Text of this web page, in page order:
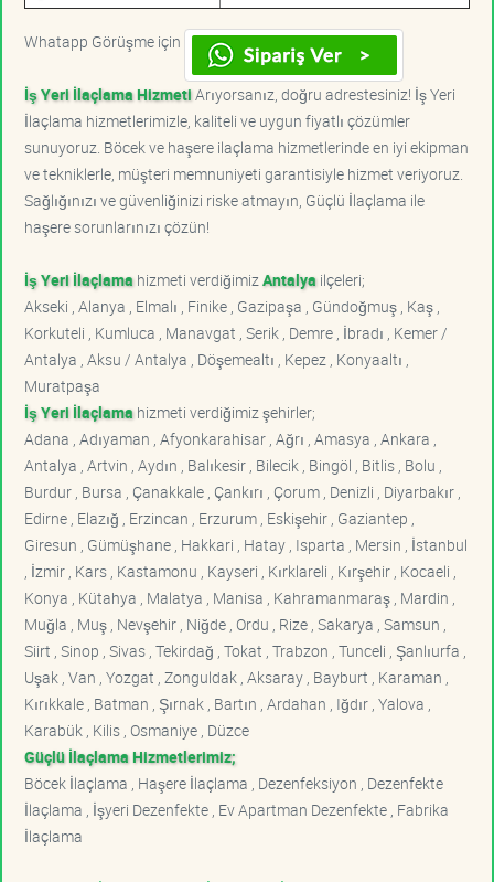
Whatapp Görüşme için
İş Yeri İlaçlama HizmetiArıyorsanız, doğru adrestesiniz! İş Yeri
İlaçlama hizmetlerimizle, kaliteli ve uygun fiyatlı çözümler
sunuyoruz. Böcek ve haşere ilaçlama hizmetlerinde en iyi ekipman
ve tekniklerle, müşteri memnuniyeti garantisiyle hizmet veriyoruz.
Sağlığınızı ve güvenliğinizi riske atmayın, Güçlü İlaçlama ile
haşere sorunlarınızı çözün!
İş Yeri İlaçlama hizmeti verdiğimiz Antalya ilçeleri;
Akseki , Alanya , Elmalı , Finike , Gazipaşa , Gündoğmuş , Kaş ,
Korkuteli , Kumluca , Manavgat , Serik , Demre , İbradı , Kemer /
Antalya , Aksu / Antalya , Döşemealtı , Kepez , Konyaaltı ,
Muratpaşa
İş Yeri İlaçlama hizmeti verdiğimiz şehirler;
Adana , Adıyaman , Afyonkarahisar , Ağrı , Amasya , Ankara ,
Antalya , Artvin , Aydın , Balıkesir , Bilecik , Bingöl , Bitlis , Bolu ,
Burdur , Bursa , Çanakkale , Çankırı , Çorum , Denizli , Diyarbakır ,
Edirne , Elazığ , Erzincan , Erzurum , Eskişehir , Gaziantep ,
Giresun , Gümüşhane , Hakkari , Hatay , Isparta , Mersin , İstanbul
, İzmir , Kars , Kastamonu , Kayseri , Kırklareli , Kırşehir , Kocaeli ,
Konya , Kütahya , Malatya , Manisa , Kahramanmaraş , Mardin ,
Muğla , Muş , Nevşehir , Niğde , Ordu , Rize , Sakarya , Samsun ,
Siirt , Sinop , Sivas , Tekirdağ , Tokat , Trabzon , Tunceli , Şanlıurfa ,
Uşak , Van , Yozgat , Zonguldak , Aksaray , Bayburt , Karaman ,
Kırıkkale , Batman , Şırnak , Bartın , Ardahan , Iğdır , Yalova ,
Karabük , Kilis , Osmaniye , Düzce
Güçlü İlaçlama Hizmetlerimiz;
Böcek İlaçlama , Haşere İlaçlama , Dezenfeksiyon , Dezenfekte
İlaçlama , İşyeri Dezenfekte , Ev Apartman Dezenfekte , Fabrika
İlaçlama